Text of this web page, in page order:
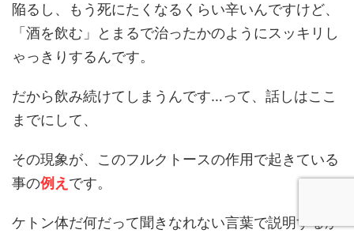
陥るし、もう死にたくなるくらい辛いんですけど、
「酒を飲む」とまるで治ったかのようにスッキリし
ゃっきりするんです。
だから飲み続けてしまうんです…って、話しはここ
までにして、
その現象が、このフルクトースの作用で起きている
事の例え です。
ケトン体だ何だって聞きなれない言葉で説明するか